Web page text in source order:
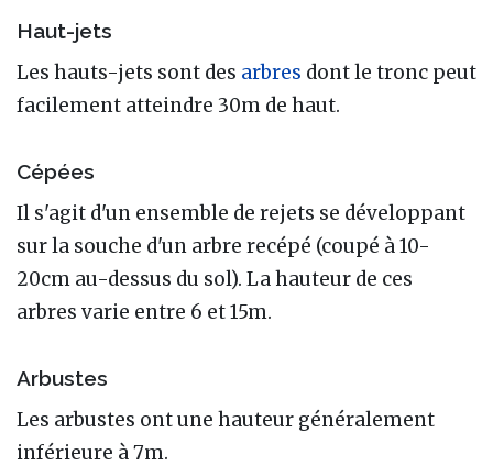
Haut-jets
Les hauts-jets sont des arbres dont le tronc peut
facilement atteindre 30m de haut.
Cépées
Il s'agit d'un ensemble de rejets se développant
sur la souche d'un arbre recépé (coupé à 10-
20cm au-dessus du sol). La hauteur de ces
arbres varie entre 6 et 15m.
Arbustes
Les arbustes ont une hauteur généralement
inférieure à 7m.